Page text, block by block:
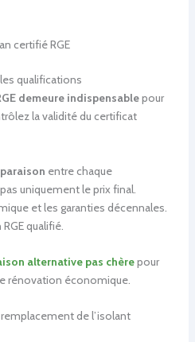
certifié RGE
qualifications
demeure indispensablepour
la validité du certificat
entre chaque
uniquement le prix final.
et les garanties décennales.
qualifié.
alternative pas chèrepour
rénovation économique.
de l’isolant